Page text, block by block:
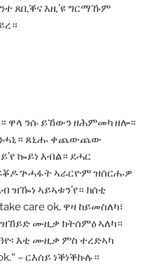
ጸቢቕና እዚ’ዩ ግርማኹም
ዋላ ንሱ ይኸውን ዘሕምመካ ዘሎ።
ጸኒሑ ቀጨውጨው
ኰይነ እብል። ደሓር
ጕሓፋት ኣራርዮም ዝሰርሑዎ
ዝዀነ ኣይኣቱን’የ። ክሰቲ
care ok. ዋዛ ከይመስለካ፣
ሙዚቃ ክትሰምዕ ኣለካ።
እቲ ሙዚቃ ምስ ተረድኣካ
– ርእሰይ ነቕነቕኩሉ።